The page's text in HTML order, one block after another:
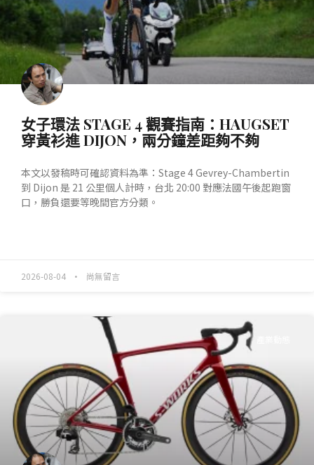
女子環法 STAGE 4 觀賽指南：HAUGSET
穿黃衫進 DIJON，兩分鐘差距夠不夠
本文以發稿時可確認資料為準：Stage 4 Gevrey-Chambertin
到 Dijon 是 21 公里個人計時，台北 20:00 對應法國午後起跑窗
口，勝負還要等晚間官方分類。
2026-08-04 尚無留言